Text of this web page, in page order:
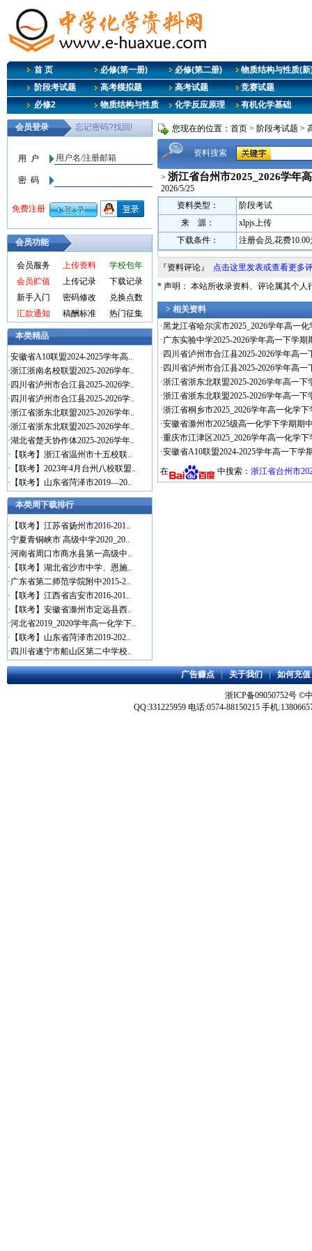
首 页 必修(第一册) 必修(第二册)
物质结构与性质(新
阶段考试题
高考模拟题 高考试题
竞赛试题
必修2
物质结构与性质 化学反应原理 有机化学基础
会员功能
会员服务 上传资料
学校包年
会员贮值
上传记录
下载记录
新手入门
密码修改
兑换点数
汇款通知
稿酬标准 热门征集
本类精品
·安徽省A10联盟2024-2025学年高..
·浙江浙南名校联盟2025-2026学年..
· 四川省泸州市合江县2025-2026学..
· 四川省泸州市合江县2025-2026学..
·浙江省浙东北联盟2025-2026学年..
·浙江省浙东北联盟2025-2026学年..
·湖北省楚天协作体2025-2026学年..
· 【联考】浙江省温州市十五校联..
· 【联考】2023年4月台州八校联盟..
· 【联考】山东省菏泽市2019—20..
本类周下载排行
· 【联考】江苏省扬州市2016-201..
·宁夏青铜峡市 高级中学2020_20..
·河南省周口市商水县第一高级中..
· 【联考】湖北省沙市中学、恩施..
·广东省第二师范学院附中2015-2..
· 【联考】江西省吉安市2016-201..
· 【联考】安徽省滁州市定远县西..
·河北省2019_2020学年高一化学下..
· 【联考】山东省菏泽市2019-202..
· 四川省遂宁市船山区第二中学校..
您现在的位置： 首页 > 阶段考试题 >
资料搜索
> 浙江省台州市2025_2026学年
2026/5/25
资料类型：
阶段考试
来 源：
xlpjs上传
下载条件：
注册会员,花费
『资料评论』 点击这里发表或查看更多
* 声明： 本站所收录资料、评论属其个人
> 相关资料
·黑龙江省哈尔滨市2025_2026学年高一
·广东实验中学2025-2026学年高一下学
· 四川省泸州市合江县2025-2026学年高
· 四川省泸州市合江县2025-2026学年高
·浙江省浙东北联盟2025-2026学年高一
·浙江省浙东北联盟2025-2026学年高一
·浙江省桐乡市2025_2026学年高一化学
·安徽省滁州市2025级高一化学下学期期
·重庆市江津区2025_2026学年高一化学
·安徽省A10联盟2024-2025学年高一下学
在
中搜索： 浙江省台州市
广告赚点|关于我们|如何充值
浙ICP备09050752号 ©
QQ:331225959 电话:0574-88150215 手机